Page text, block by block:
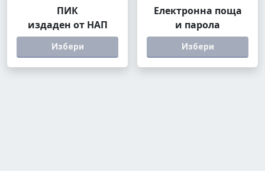
ПИК
издаден от НАП
Избери
Електронна поща
и парола
Избери